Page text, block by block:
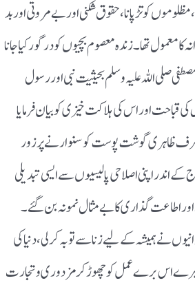
کوتڑ پانا ، حقوق شکنی اور بے مروتی اور بد
معمول تھا۔زندہ معصوم بچیوں کو درگورکیا جانا
صلی اللہ علیہ وسلم بحیثیت نبی اور رسول
اور اس کی ہلاکت خیزی کو بیان فرمایا
صرف ظاہری گوشت پوست کو سنوار نے پر زور
کے اندر اپنی اصلاحی پالیسیوں سےایسی تبدیلی
اطاعت گذاری کا بے مثال نمونہ بن گئے ۔
نے ہمیشہ کے لیے زنا سے تو بہ کر لی ، دنیا کی
اس برے عمل کو چھوڑ کر مز دوری و تجارت